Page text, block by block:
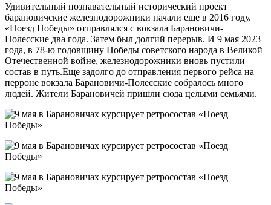
Удивительный познавательный исторический проект
барановичские железнодорожники начали еще в 2016 году.
«Поезд Победы» отправлялся с вокзала Барановичи-
Полесские два года. Затем был долгий перерыв. И 9 мая 2023
года, в 78-ю годовщину Победы советского народа в Великой
Отечественной войне, железнодорожники вновь пустили
состав в путь.Еще задолго до отправления первого рейса на
перроне вокзала Барановичи-Полесские собралось много
людей. Жители Барановичей пришли сюда целыми семьями.